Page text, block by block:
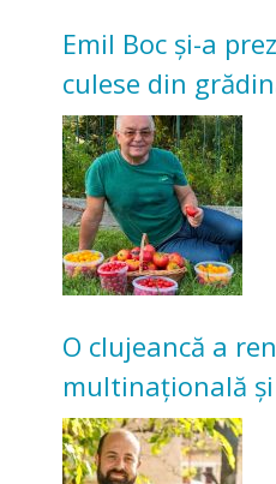
Emil Boc și-a
culese din
nu poate oferi
O clujeancă a
multinațională
Acum cultivă
bunicilor